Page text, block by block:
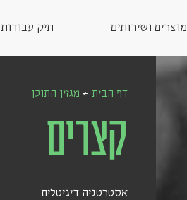
מוצרים ושירותים תיק עבודות
דף הבית ← מגזין התוכן
קצרים
אסטרטגיה דיגיטלית